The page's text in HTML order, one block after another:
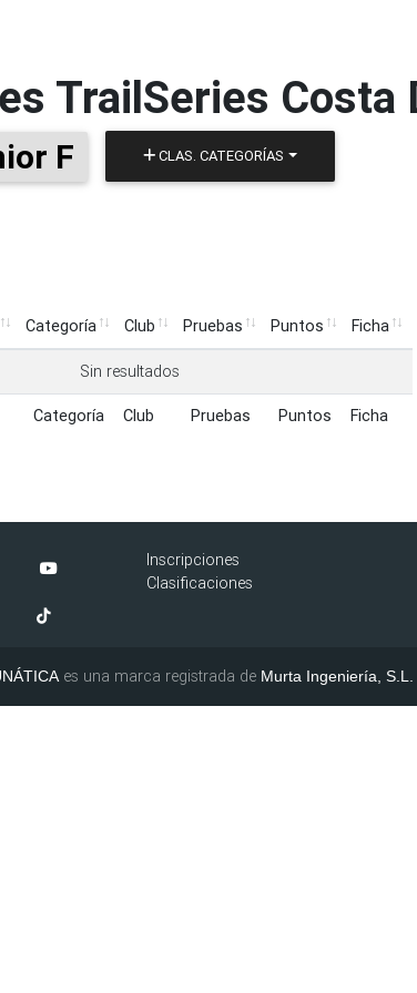
TrailSeries Costa
F CLAS. CATEGORÍAS
Categoría Club Pruebas Puntos
Ficha
Categoría Club
Categoría Club Pruebas Puntos Ficha
Sin resultados
Categoría Club Pruebas Puntos Ficha
Inscripciones
Clasificaciones
es una marca registrada de Murta Ingeniería, S.L.